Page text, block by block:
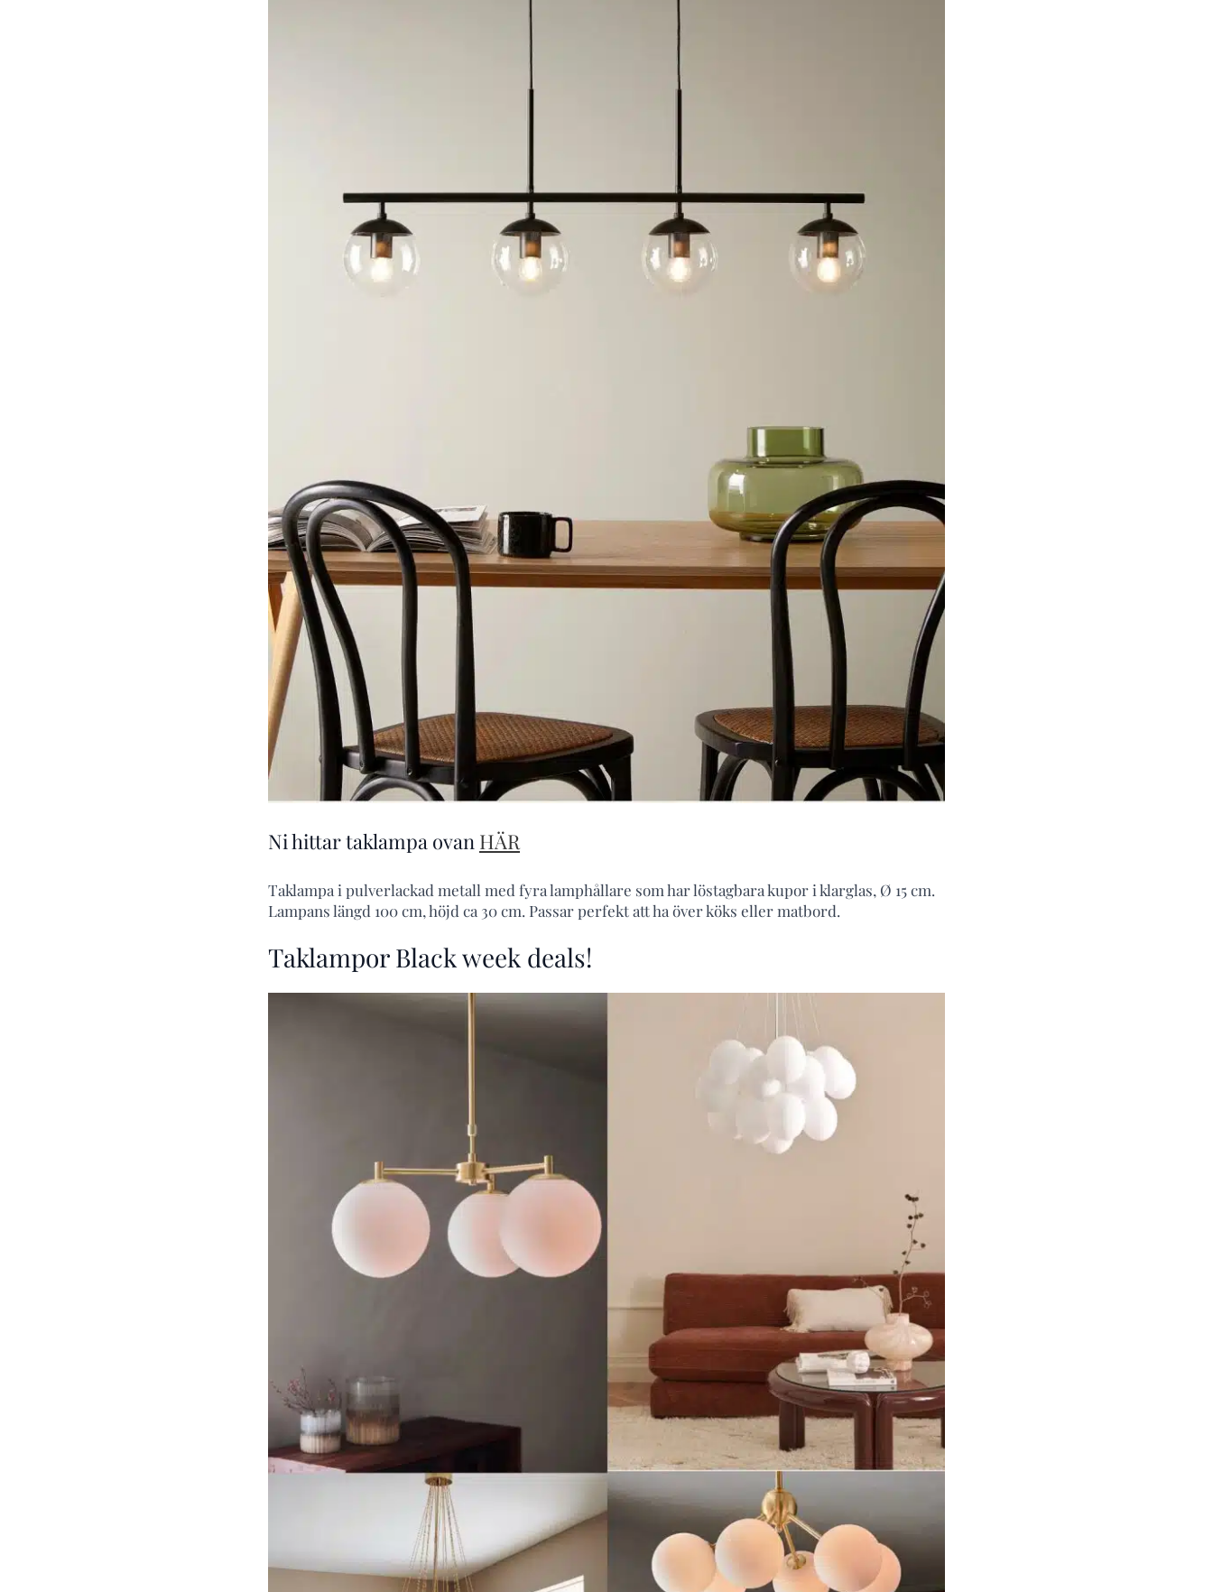
Ni hittar taklampa ovan HÄR
Taklampa i pulverlackad metall med fyra lamphållare som har löstagbara kupor i klarglas, Ø 15 cm.
Lampans längd 100 cm, höjd ca 30 cm. Passar perfekt att ha över köks eller matbord.
Taklampor Black week deals!